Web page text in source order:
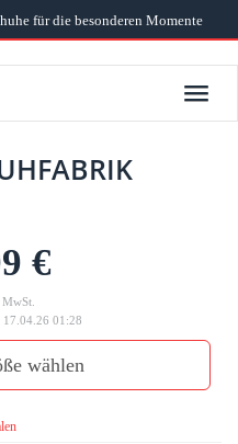
für die besonderen Momente
Toggle
€
17.04.26 01:28
wählen